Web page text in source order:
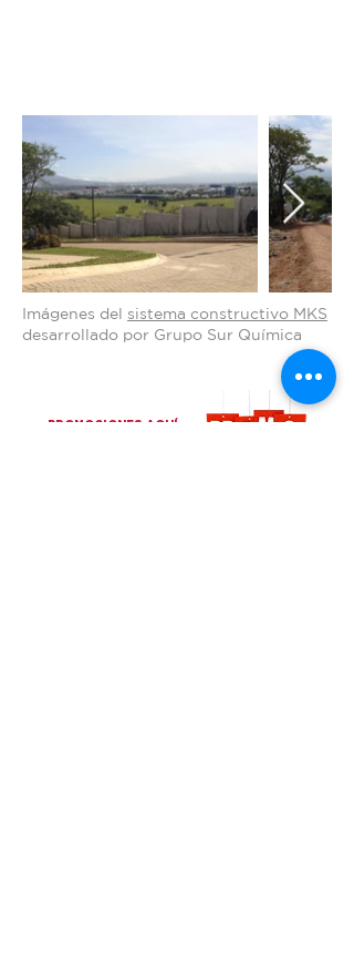
Imágenes del sistema constructivo MKS
desarrollado por Grupo Sur Química
PROMOCIONES AQUÍ